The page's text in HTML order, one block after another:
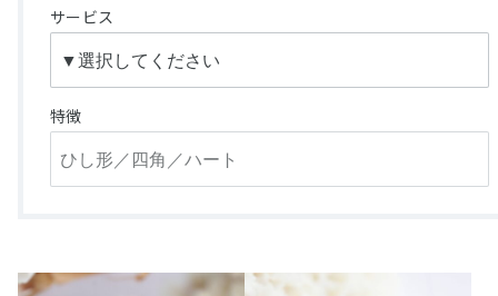
サービス
特徴